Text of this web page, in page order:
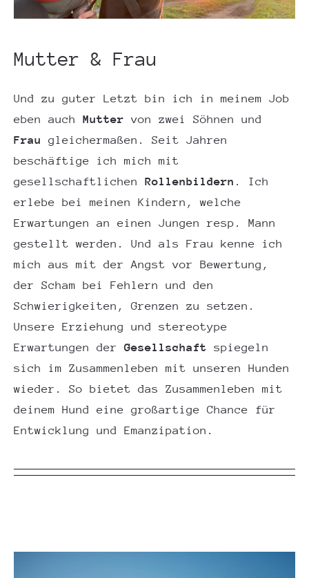
Mutter & Frau
Und zu guter Letzt bin ich in meinem Job
eben auch Mutter von zwei Söhnen und
Frau
gleichermaßen. Seit Jahren
beschäftige ich mich mit
gesellschaftlichen Rollenbildern . Ich
erlebe bei meinen Kindern, welche
Erwartungen an einen Jungen resp. Mann
gestellt werden. Und als Frau kenne ich
mich aus mit der Angst vor Bewertung,
der Scham bei Fehlern und den
Schwierigkeiten, Grenzen zu setzen.
Unsere Erziehung und stereotype
Erwartungen derGesellschaft
spiegeln
sich im Zusammenleben mit unseren Hunden
wieder. So bietet das Zusammenleben mit
deinem Hund eine großartige Chance für
Entwicklung und Emanzipation.